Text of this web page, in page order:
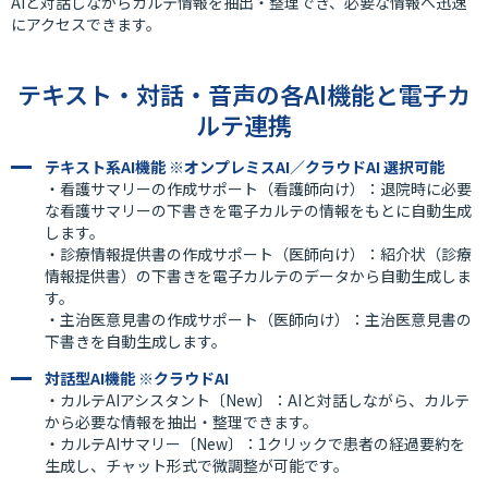
にアクセスできます。
テキスト・対話・音声の各AI機能と電子カ
ルテ連携
テキスト系AI機能 ※オンプレミスAI／クラウドAI 選択可能
・看護サマリーの作成サポート（看護師向け）：退院時に必要
な看護サマリーの下書きを電子カルテの情報をもとに自動生成
します。
・診療情報提供書の作成サポート（医師向け）：紹介状（診療
情報提供書）の下書きを電子カルテのデータから自動生成しま
す。
・主治医意見書の作成サポート（医師向け）：主治医意見書の
下書きを自動生成します。
対話型AI機能 ※クラウドAI
・カルテAIアシスタント〔New〕：AIと対話しながら、カルテ
から必要な情報を抽出・整理できます。
・カルテAIサマリー〔New〕：1クリックで患者の経過要約を
生成し、チャット形式で微調整が可能です。